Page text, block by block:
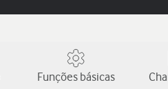
Funções básicas